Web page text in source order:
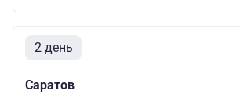
2 день
Саратов